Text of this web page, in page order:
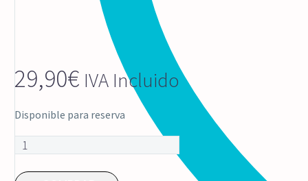
29,90€ IVA Incluido
Disponible para reserva
Cuello
conejo